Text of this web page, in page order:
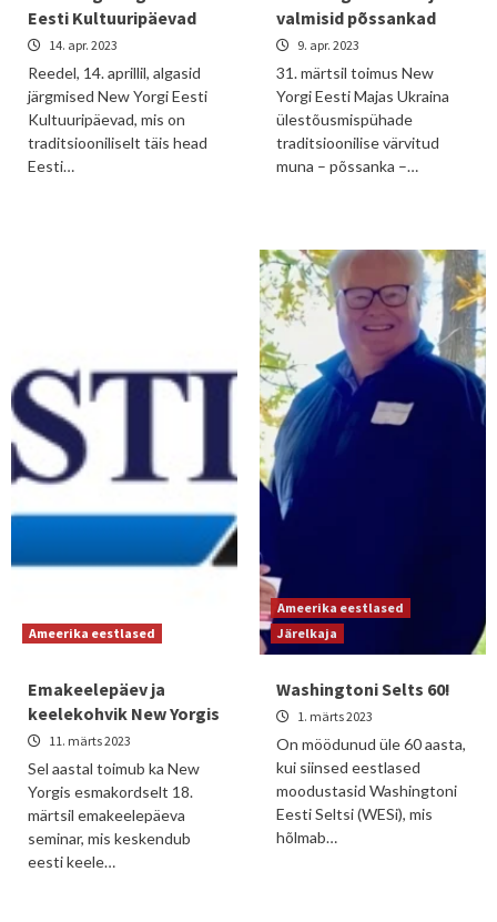
Eesti Kultuuripäevad
14. apr. 2023
Reedel, 14. aprillil, algasid
järgmised New Yorgi Eesti
Kultuuripäevad, mis on
traditsiooniliselt täis head
Eesti…
valmisid põssankad
9. apr. 2023
31. märtsil toimus New
Yorgi Eesti Majas Ukraina
ülestõusmispühade
traditsioonilise värvitud
muna – põssanka –…
Ameerika eestlased
Emakeelepäev ja
keelekohvik New Yorgis
11. märts 2023
Sel aastal toimub ka New
Yorgis esmakordselt 18.
märtsil emakeelepäeva
seminar, mis keskendub
eesti keele…
Ameerika eestlased
Järelkaja
Washingtoni Selts 60!
1. märts 2023
On möödunud üle 60 aasta,
kui siinsed eestlased
moodustasid Washingtoni
Eesti Seltsi (WESi), mis
hõlmab…